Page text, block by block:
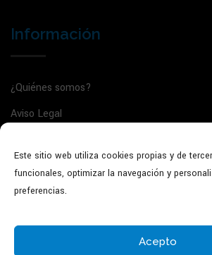
Este sitio web utiliza cookies propias y de
funcionales, optimizar la navegación y
preferencias.
Acepto
Información
¿Quiénes somos?
Aviso Legal
Política de cookies
Agente de la propiedad inmobiliaria: